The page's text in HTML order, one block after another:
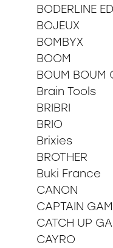
BODERLINE
BOJEUX
BOMBYX
BOOM
BOUM BOUM
Brain Tools
BRIBRI
BRIO
Brixies
BROTHER
Buki France
CANON
CAPTAIN
CATCH UP
CAYRO